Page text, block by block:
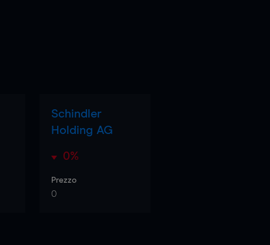
Schindler
Holding AG
0%
Prezzo
0